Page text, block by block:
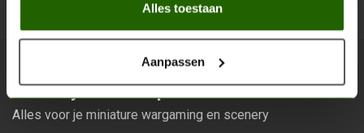
Alles toestaan
Aanpassen
Scenery Workshop BV
Alles voor je miniature wargaming en scenery